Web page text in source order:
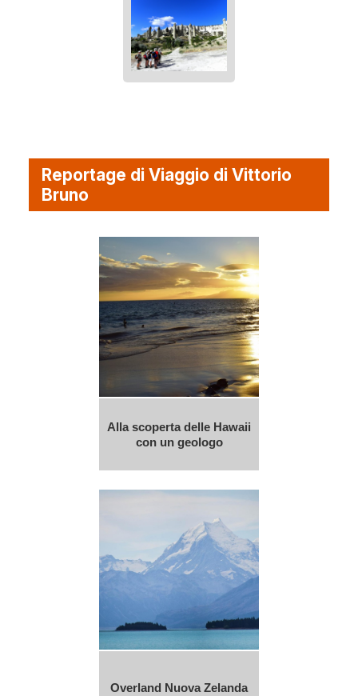
Reportage di Viaggio di Vittorio
Bruno
Alla scoperta delle Hawaii
con un geologo
Overland Nuova Zelanda